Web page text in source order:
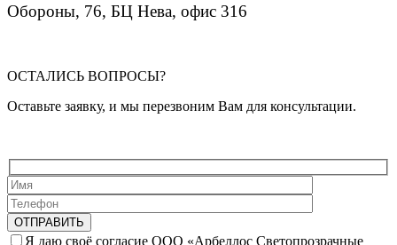
Обороны, 76, БЦ Нева, офис 316
ОСТАЛИСЬ ВОПРОСЫ?
Оставьте заявку, и мы перезвоним Вам для консультации.
Я даю своё согласие ООО «Арбеллос Светопрозрачные